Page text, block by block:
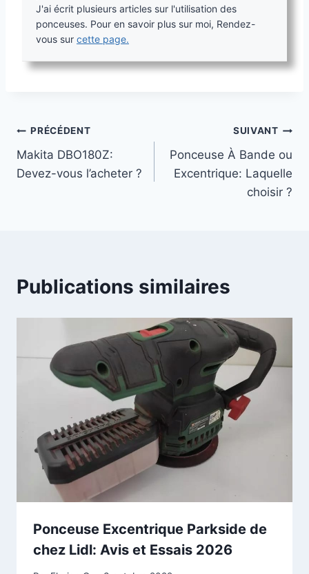
J'ai écrit plusieurs articles sur l'utilisation des
ponceuses. Pour en savoir plus sur moi, Rendez-
vous sur cette page.
Navigation
de
PRÉCÉDENT
Makita DBO180Z:
Devez-vous l’acheter ?
SUIVANT
Ponceuse À Bande ou
Excentrique: Laquelle
choisir ?
Publications similaires
Ponceuse Excentrique Parkside de
chez Lidl: Avis et Essais 2026